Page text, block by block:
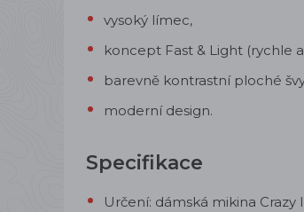
vysoký límec,
koncept Fast & Light (rychle
barevně kontrastní ploché
moderní design.
Specifikace
Určení: dámská mikina Crazy